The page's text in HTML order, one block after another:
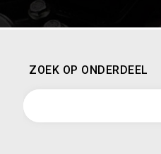
ZOEK OP ONDERDEEL